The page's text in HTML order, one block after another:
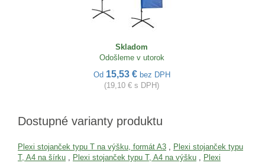
Skladom
Odošleme v utorok
Od 15,53 € bez DPH
(19,10 € s DPH)
Dostupné varianty produktu
Plexi stojanček typu T na výšku, formát A3 , Plexi stojanček typu
T, A4 na šírku , Plexi stojanček typu T, A4 na výšku , Plexi